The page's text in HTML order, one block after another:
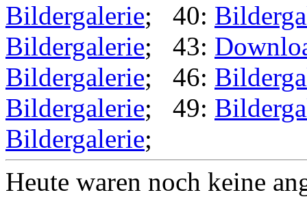
Bildergalerie; 40:
Bildergalerie; 43:
Bildergalerie; 46:
Bildergalerie; 49:
Bildergalerie;
Heute waren noch keine